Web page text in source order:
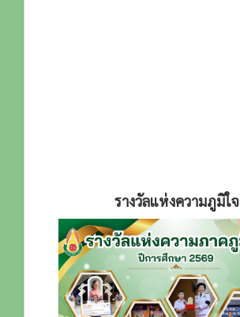
รางวัลแห่งความภูมิใจ